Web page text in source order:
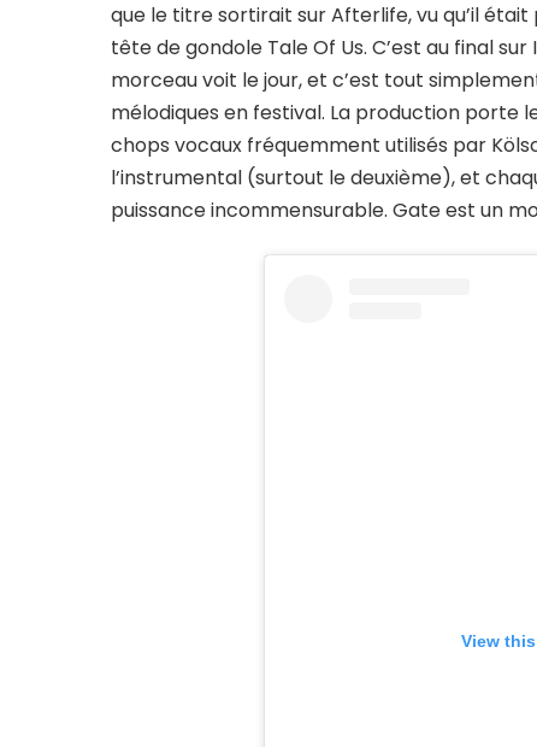
que le titre sortirait sur Afterlife, vu qu’il
tête de gondole Tale Of Us. C’est au final
morceau voit le jour, et c’est tout
mélodiques en festival. La production porte
chops vocaux fréquemment utilisés par
l’instrumental (surtout le deuxième), et
puissance incommensurable. Gate est un
View